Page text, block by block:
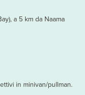
a 5 km da Naama
in minivan/pullman.